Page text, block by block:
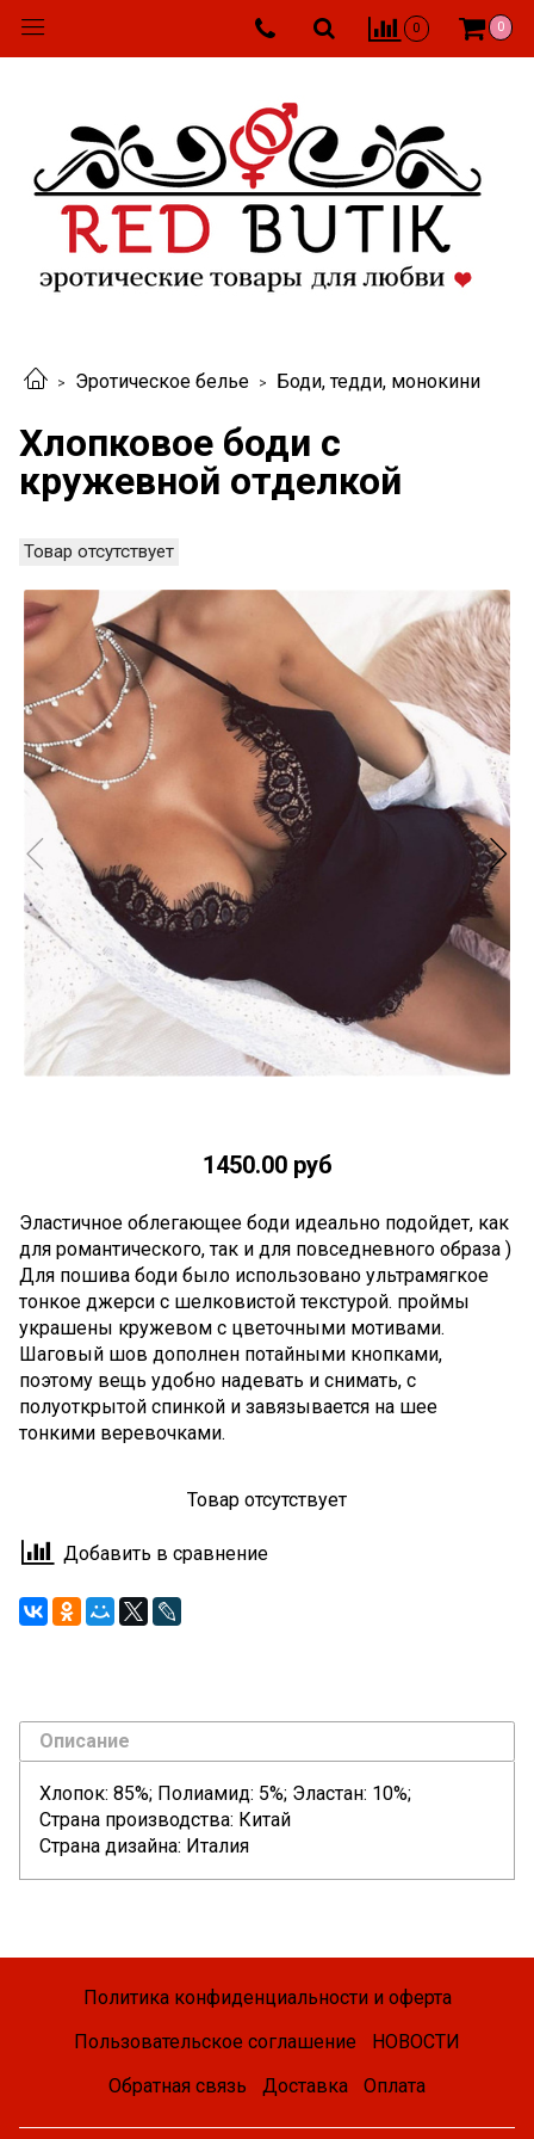
0 0
Эротическое белье Боди, тедди, монокини
Хлопковое боди с
кружевной отделкой
Товар отсутствует
1450.00 руб
Эластичное облегающее боди идеально подойдет, как
для романтического, так и для повседневного образа )
Для пошива боди было использовано ультрамягкое
тонкое джерси с шелковистой текстурой. проймы
украшены кружевом с цветочными мотивами.
Шаговый шов дополнен потайными кнопками,
поэтому вещь удобно надевать и снимать, с
полуоткрытой спинкой и завязывается на шее
тонкими веревочками.
Товар отсутствует
Добавить в сравнение
Описание
Хлопок: 85%; Полиамид: 5%; Эластан: 10%;
Страна производства: Китай
Страна дизайна: Италия
Политика конфиденциальности и оферта
Пользовательское соглашение
НОВОСТИ
Обратная связь
Доставка Оплата